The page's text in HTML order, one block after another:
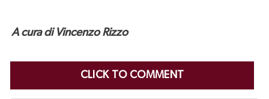
A cura di Vincenzo Rizzo
CLICK TO COMMENT